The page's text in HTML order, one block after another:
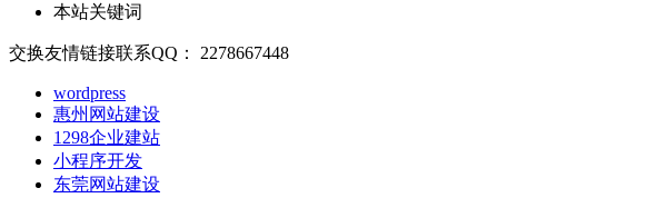
本站关键词
交换友情链接联系QQ： 2278667448
wordpress
惠州网站建设
1298企业建站
小程序开发
东莞网站建设